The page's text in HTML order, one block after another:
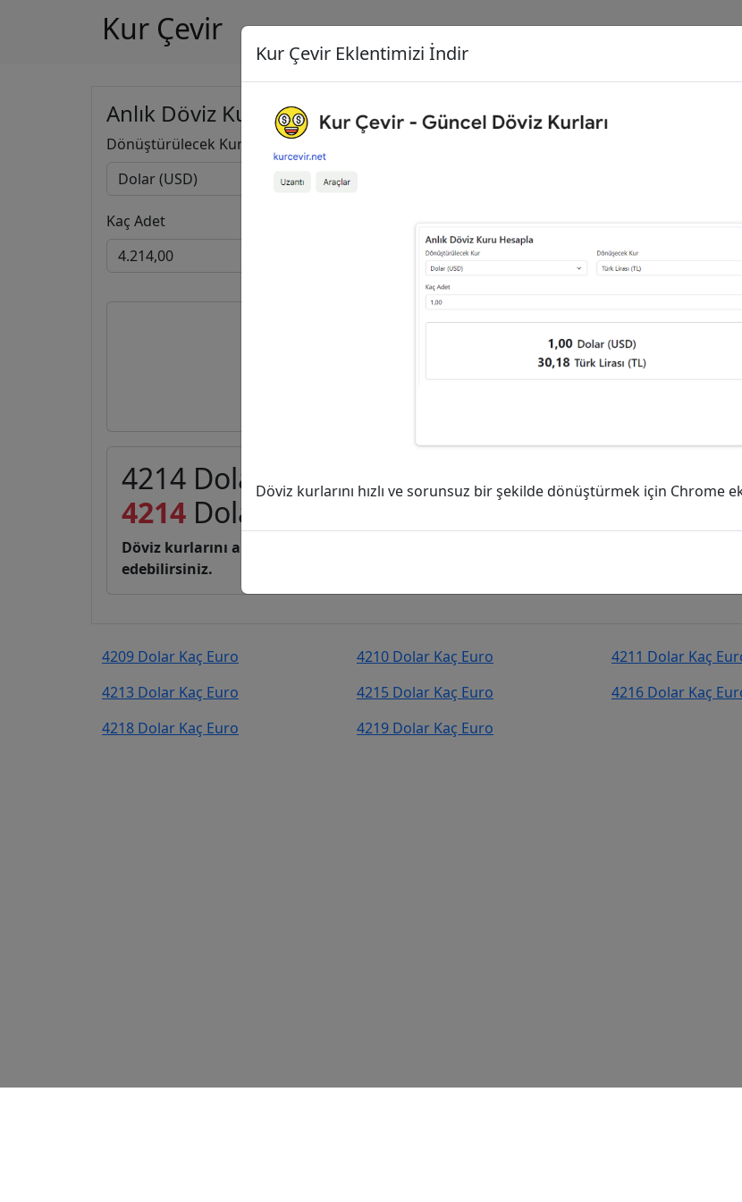
Kur Çevir
Anlık Döviz Kuru Hesapla
Dönüştürülecek Kur
Kaç Adet
Dolar (USD)
4214 Dolar (USD) kaç Euro (EUR)?
4214 Dolar Euro (EUR)
Döviz kurlarını anlık, canlı, basit bir şekilde kurcevir.net adresinden takip
edebilirsiniz.
4209 Dolar Kaç Euro 4210 Dolar Kaç Euro 4211 Dolar Kaç
4213 Dolar Kaç Euro
4215 Dolar Kaç Euro 4216 Dolar Kaç
4218 Dolar Kaç Euro
4219 Dolar Kaç Euro
Kur Çevir Eklentimizi İndir
Döviz kurlarını hızlı ve sorunsuz bir şekilde dönüştürmek için Chrome